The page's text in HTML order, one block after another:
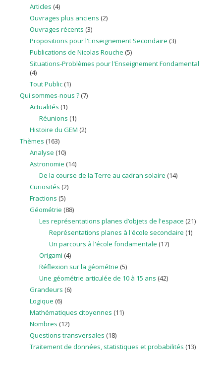
Articles (4)
Ouvrages plus anciens (2)
Ouvrages récents (3)
Propositions pour l'Enseignement Secondaire (3)
Publications de Nicolas Rouche (5)
Situations-Problèmes pour l'Enseignement Fondamental
(4)
Tout Public(1)
Qui sommes-nous ? (7)
Actualités (1)
Réunions (1)
Histoire du GEM (2)
Thèmes (163)
Analyse (10)
Astronomie (14)
De la course de la Terre au cadran solaire (14)
Curiosités (2)
Fractions (5)
Géométrie (88)
Les représentations planes d’objets de l'espace (21)
Représentations planes à l'école secondaire (1)
Un parcours à l'école fondamentale (17)
Origami (4)
Réflexion sur la géométrie (5)
Une géométrie articulée de 10 à 15 ans (42)
Grandeurs (6)
Logique (6)
Mathématiques citoyennes (11)
Nombres (12)
Questions transversales (18)
Traitement de données, statistiques et probabilités (13)